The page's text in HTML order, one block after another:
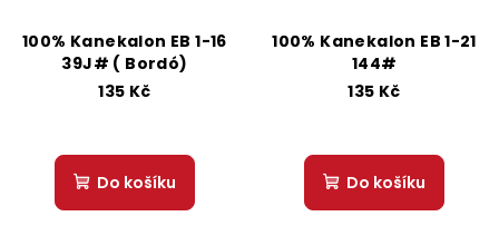
100% Kanekalon EB 1-16
39J# ( Bordó)
135 Kč
Do košíku
100% Kanekalon EB 1-21
144#
135 Kč
Do košíku